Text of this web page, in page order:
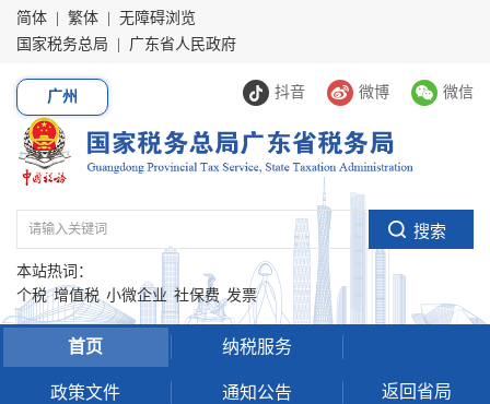
简体 繁体
无障碍浏览
国家税务总局
广东省人民政府
抖音 微博 微信
广州
本站热词：
个税 增值税 小微企业 社保费 发票
首页 纳税服务
政策文件 通知公告 返回省局